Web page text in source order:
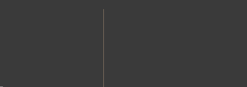
人民南路百达翡丽售后服务中心（需提前预约）
区恩和大街百达翡丽售后服务中心（需提前预约）
林浩特市光明街与额尔敦路交叉口百达翡丽售后服务中心（需提前预约